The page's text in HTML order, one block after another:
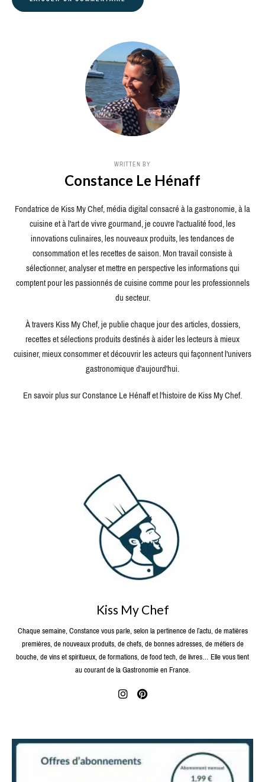
WRITTEN BY
Constance Le Hénaff
Fondatrice de Kiss My Chef, média digital consacré à la gastronomie, à la
cuisine et à l'art de vivre gourmand, je couvre l'actualité food, les
innovations culinaires, les nouveaux produits, les tendances de
consommation et les recettes de saison. Mon travail consiste à
sélectionner, analyser et mettre en perspective les informations qui
comptent pour les passionnés de cuisine comme pour les professionnels
du secteur.
À travers Kiss My Chef, je publie chaque jour des articles, dossiers,
recettes et sélections produits destinés à aider les lecteurs à mieux
cuisiner, mieux consommer et découvrir les acteurs qui façonnent l'univers
gastronomique d'aujourd'hui.
En savoir plus sur Constance Le Hénaff et l'histoire de Kiss My Chef.
Kiss My Chef
Chaque semaine, Constance vous parle, selon la pertinence de l’actu, de matières
premières, de nouveaux produits, de chefs, de bonnes adresses, de métiers de
bouche, de vins et spiritueux, de formations, de food tech, de livres… Elle vous tient
au courant de la Gastronomie en France.